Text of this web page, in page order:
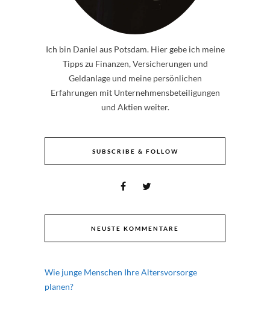
Ich bin Daniel aus Potsdam. Hier gebe ich meine
Tipps zu Finanzen, Versicherungen und
Geldanlage und meine persönlichen
Erfahrungen mit Unternehmensbeteiligungen
und Aktien weiter.
SUBSCRIBE & FOLLOW
NEUSTE KOMMENTARE
Wie junge Menschen Ihre Altersvorsorge
planen?